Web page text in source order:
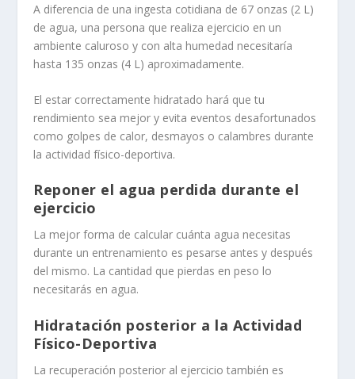
A diferencia de una ingesta cotidiana de 67 onzas (2 L)
de agua, una persona que realiza ejercicio en un
ambiente caluroso y con alta humedad necesitaría
hasta 135 onzas (4 L) aproximadamente.
El estar correctamente hidratado hará que tu
rendimiento sea mejor y evita eventos desafortunados
como golpes de calor, desmayos o calambres durante
la actividad físico-deportiva.
Reponer el agua perdida durante el
ejercicio
La mejor forma de calcular cuánta agua necesitas
durante un entrenamiento es pesarse antes y después
del mismo. La cantidad que pierdas en peso lo
necesitarás en agua.
Hidratación posterior a la Actividad
Físico-Deportiva
La recuperación posterior al ejercicio también es